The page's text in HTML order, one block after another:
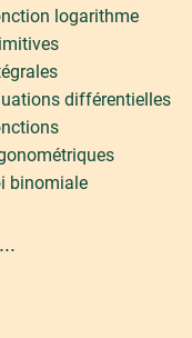
logarithme
différentielles
binomiale